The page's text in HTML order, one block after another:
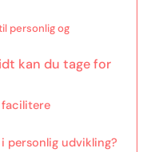
personlig og
kan du tage for
facilitere
personlig udvikling?